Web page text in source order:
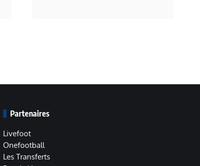
Partenaires
Livefoot
Onefootball
Les Transferts